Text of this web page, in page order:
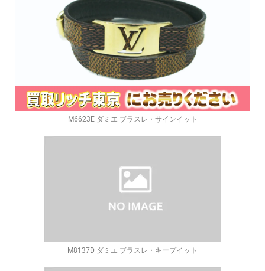
M6623E ダミエ ブラスレ・サインイット
M8137D ダミエ ブラスレ・キープイット